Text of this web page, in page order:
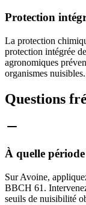
Protection
La protection
protection intégrée
agronomiques
organismes nuisibles.
Questions
À quelle
Sur Avoine,
BBCH 61.
seuils de nuisibilité